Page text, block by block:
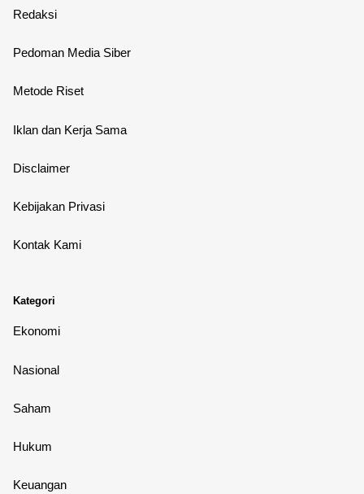
Redaksi
Pedoman Media Siber
Metode Riset
Iklan dan Kerja Sama
Disclaimer
Kebijakan Privasi
Kontak Kami
Kategori
Ekonomi
Nasional
Saham
Hukum
Keuangan